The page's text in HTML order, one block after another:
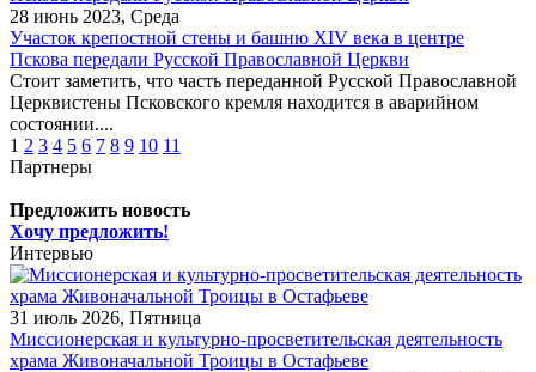
28 июнь 2023, Среда
Участок крепостной стены и башню XIV века в центре
Пскова передали Русской Православной Церкви
Стоит заметить, что часть переданной Русской Православной
Церквистены Псковского кремля находится в аварийном
состоянии....
1 2 3 4 5 6 7 8 9 10 11
Партнеры
Предложить новость
Хочу предложить!
Интервью
31 июль 2026, Пятница
Миссионерская и культурно-просветительская деятельность
храма Живоначальной Троицы в Остафьеве